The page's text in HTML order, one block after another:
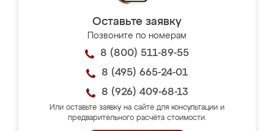
Оставьте заявку
Позвоните по номерам
8 (800) 511-89-55
8 (495) 665-24-01
8 (926) 409-68-13
Или оставьте заявку на сайте для консультации и
предварительного расчёта стоимости.